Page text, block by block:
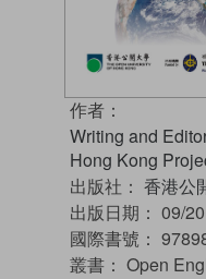
作者：
Writing and
Hong Kong
出版社： 香港公
出版日期： 09/
國際書號：
叢書： Open